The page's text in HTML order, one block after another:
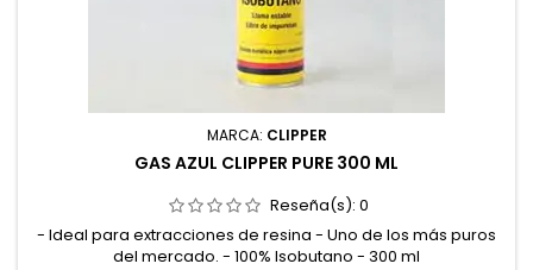
MARCA: CLIPPER
GAS AZUL CLIPPER PURE 300 ML
Reseña(s): 0
- Ideal para extracciones de resina - Uno de los más puros
del mercado. - 100% Isobutano - 300 ml